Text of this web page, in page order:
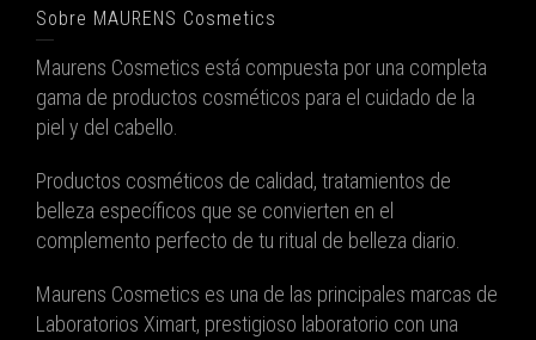
Sobre MAURENS Cosmetics
Maurens Cosmetics está compuesta por una completa
gama de productos cosméticos para el cuidado de la
piel y del cabello.
Productos cosméticos de calidad, tratamientos de
belleza específicos que se convierten en el
complemento perfecto de tu ritual de belleza diario.
Maurens Cosmetics es una de las principales marcas de
Laboratorios Ximart, prestigioso laboratorio con una